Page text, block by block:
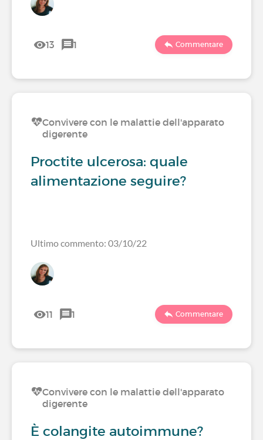
13 1 Commentare
Convivere con le malattie dell'apparato
digerente
Proctite ulcerosa: quale
alimentazione seguire?
Ultimo commento: 03/10/22
11 1 Commentare
Convivere con le malattie dell'apparato
digerente
È colangite autoimmune?